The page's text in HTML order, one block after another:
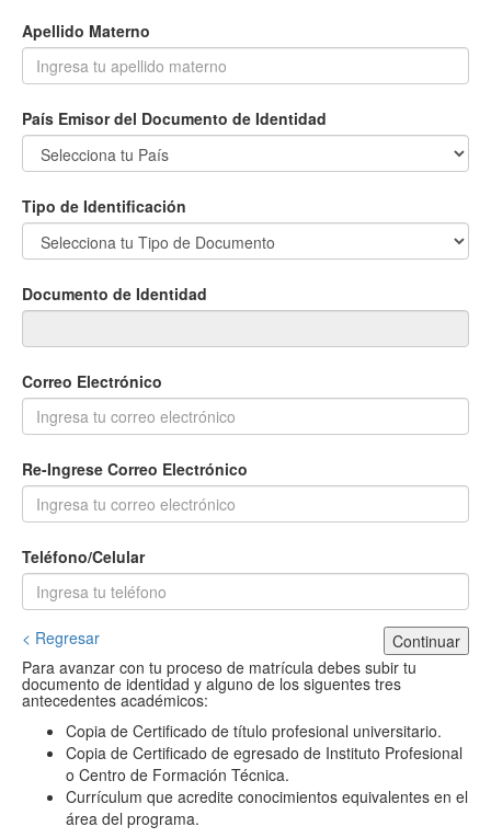
Apellido Materno
País Emisor del Documento de Identidad
Tipo de Identificación
Documento de Identidad
Correo Electrónico
Re-Ingrese Correo Electrónico
Teléfono/Celular
< Regresar
Continuar
Para avanzar con tu proceso de matrícula debes subir tu
documento de identidad y alguno de los siguentes tres
antecedentes académicos:
Copia de Certificado de título profesional universitario.
Copia de Certificado de egresado de Instituto Profesional
o Centro de Formación Técnica.
Currículum que acredite conocimientos equivalentes en el
área del programa.